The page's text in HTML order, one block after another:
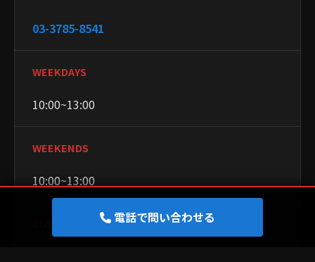
03-3785-8541
WEEKDAYS
10:00~13:00
WEEKENDS
10:00~13:00
電話で問い合わせる